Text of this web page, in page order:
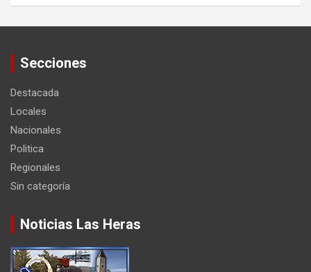
Secciones
Destacada
Locales
Nacionales
Politica
Regionales
Sin categoría
Noticias Las Heras